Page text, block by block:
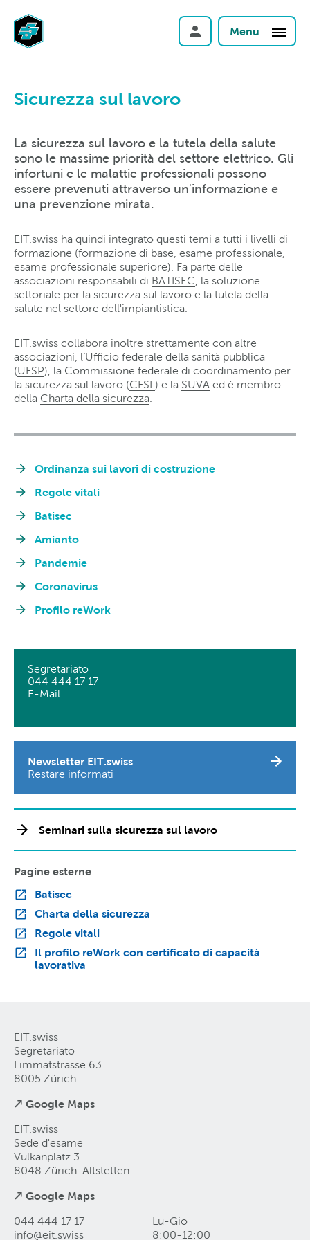
Menu
Sicurezza sul lavoro
La sicurezza sul lavoro e la tutela della salute
sono le massime priorità del settore elettrico. Gli
infortuni e le malattie professionali possono
essere prevenuti attraverso un'informazione e
una prevenzione mirata.
EIT.swiss ha quindi integrato questi temi a tutti i livelli di
formazione (formazione di base, esame professionale,
esame professionale superiore). Fa parte delle
associazioni responsabili di BATISEC , la soluzione
settoriale per la sicurezza sul lavoro e la tutela della
salute nel settore dell'impiantistica.
EIT.swiss collabora inoltre strettamente con altre
associazioni, l’Ufficio federale della sanità pubblica
(UFSP), la Commissione federale di coordinamento per
la sicurezza sul lavoro (CFSL ) e la SUVA ed è membro
della Charta della sicurezza
Ordinanza sui lavori di costruzione
Regole vitali
Batisec
Amianto
Pandemie
Coronavirus
Profilo reWork
Segretariato
044 444 17 17
E-Mail
Newsletter EIT.swiss
Restare informati
Seminari sulla sicurezza sul lavoro
Pagine esterne
Batisec
Charta della sicurezza
Regole vitali
Il profilo reWork con certificato di capacità
lavorativa
EIT.swiss
Segretariato
Limmatstrasse 63
8005 Zürich
↗ Google Maps
EIT.swiss
Sede d'esame
Vulkanplatz 3
8048 Zürich-Altstetten
↗ Google Maps
044 444 17 17
info@eit swiss
Lu-Gio
8:00-12:00